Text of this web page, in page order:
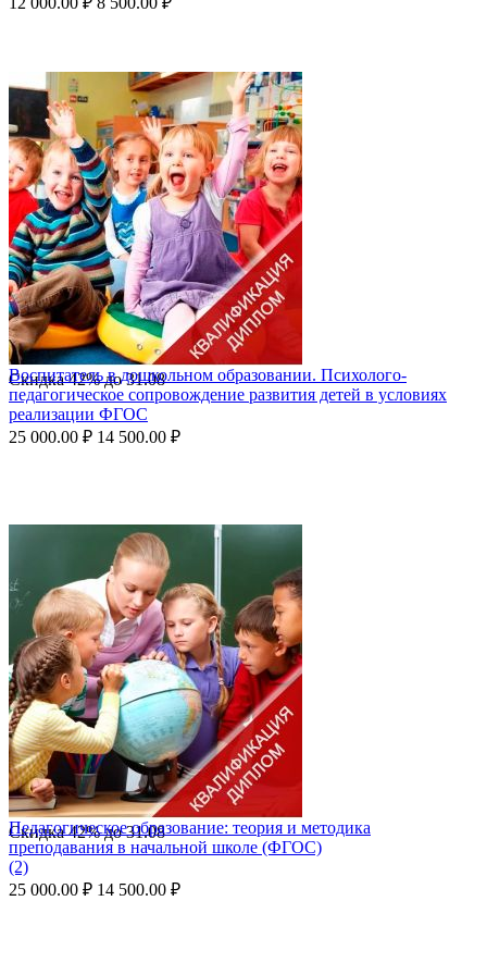
Скидка42%до31.08
Воспитатель в дошкольном образовании. Психолого-
педагогическое сопровождение развития детей в условиях
реализации ФГОС
25 000.00 ₽ 14 500.00 ₽
Скидка42%до31.08
Педагогическое образование: теория и методика
преподавания в начальной школе (ФГОС)
(2)
25 000.00 ₽ 14 500.00 ₽